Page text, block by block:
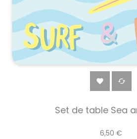
 
Set de table Sea
6,50 €